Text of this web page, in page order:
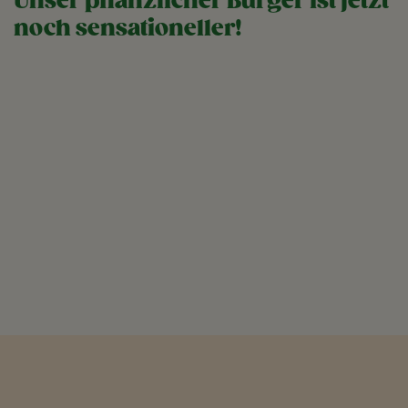
noch sensationeller!